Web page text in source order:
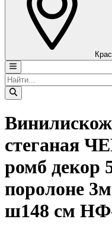
стеганая
ромб декор
поролоне
ш148 см